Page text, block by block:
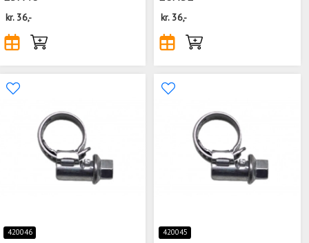
kr. 36,- kr. 36,-
420046 420045